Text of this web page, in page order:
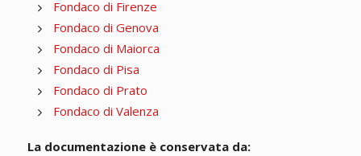
Fondaco di Firenze
Fondaco di Genova
Fondaco di Maiorca
Fondaco di Pisa
Fondaco di Prato
Fondaco di Valenza
La documentazione è conservata da: